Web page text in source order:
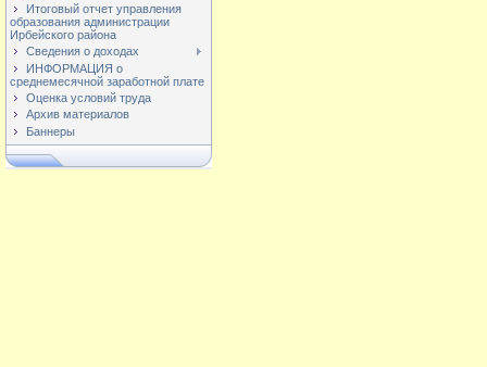
Итоговый отчет управления
образования администрации
Ирбейского района
Сведения о доходах
ИНФОРМАЦИЯ о
среднемесячной заработной плате
Оценка условий труда
Архив материалов
Баннеры